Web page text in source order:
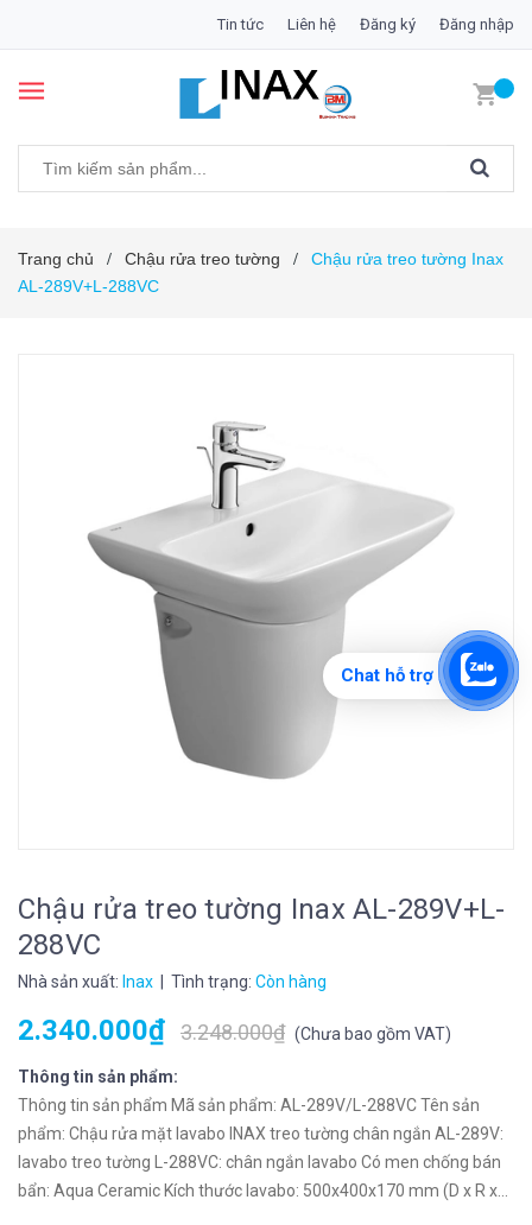
Tin tức Liên hệ Đăng ký Đăng nhập
Trang chủ / Chậu rửa treo tường /
Chậu rửa treo tường Inax
AL-289V+L-288VC
Chậu rửa treo tường Inax AL-289V+L-
288VC
Nhà sản xuất: Inax | Tình trạng: Còn hàng
2.340.000₫ 3.248.000₫ (Chưa bao gồm VAT)
Thông tin sản phẩm:
Thông tin sản phẩm Mã sản phẩm: AL-289V/L-288VC Tên sản
phẩm: Chậu rửa mặt lavabo INAX treo tường chân ngắn AL-289V:
lavabo treo tường L-288VC: chân ngắn lavabo Có men chống bán
bẩn: Aqua Ceramic Kích thước lavabo: 500x400x170 mm (D x R x
Chat hỗ trợ